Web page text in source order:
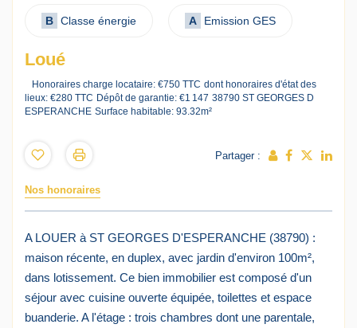
B Classe énergie A Emission GES
Loué
Honoraires charge locataire: €750 TTC dont honoraires d'état des
lieux: €280 TTC Dépôt de garantie: €1 147 38790 ST GEORGES D
ESPERANCHE Surface habitable: 93.32m²
Partager :
Nos honoraires
A LOUER à ST GEORGES D'ESPERANCHE (38790) :
maison récente, en duplex, avec jardin d'environ 100m²,
dans lotissement. Ce bien immobilier est composé d'un
séjour avec cuisine ouverte équipée, toilettes et espace
buanderie. A l'étage : trois chambres dont une parentale,